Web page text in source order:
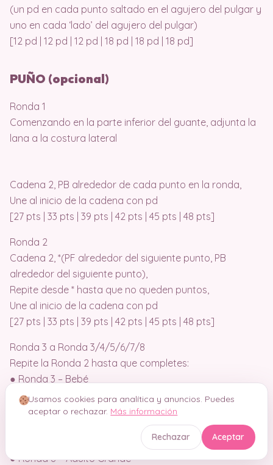
(un pd en cada punto saltado en el agujero del pulgar y
uno en cada ‘lado’ del agujero del pulgar)
[12 pd | 12 pd | 12 pd | 18 pd | 18 pd | 18 pd]
PUÑO (opcional)
Ronda 1
Comenzando en la parte inferior del guante, adjunta la
lana a la costura lateral
Cadena 2, PB alrededor de cada punto en la ronda,
Une al inicio de la cadena con pd
[27 pts | 33 pts | 39 pts | 42 pts | 45 pts | 48 pts]
Ronda 2
Cadena 2, *(PF alrededor del siguiente punto, PB
alrededor del siguiente punto),
Repite desde * hasta que no queden puntos,
Une al inicio de la cadena con pd
[27 pts | 33 pts | 39 pts | 42 pts | 45 pts | 48 pts]
Ronda 3 a Ronda 3/4/5/6/7/8
Repite la Ronda 2 hasta que completes:
● Ronda 3 – Bebé
● Ronda 4 – Niño Pequeño
● Ronda 5 – Niños
● Ronda 8 – Adulto Grande
Usamos cookies para analítica y anuncios. Puedes
aceptar o rechazar. Más información
Rechazar Aceptar